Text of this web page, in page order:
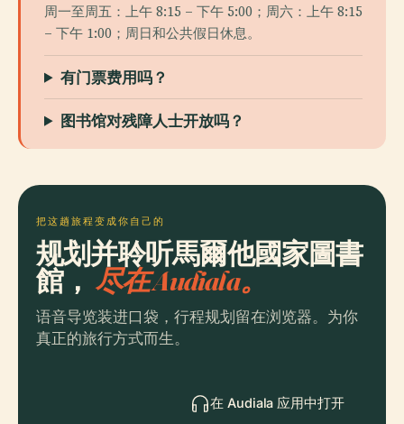
周一至周五：上午 8:15 – 下午 5:00；周六：上午 8:15
– 下午 1:00；周日和公共假日休息。
有门票费用吗？
图书馆对残障人士开放吗？
把这趟旅程变成你自己的
规划并聆听馬爾他國家圖書
館， 尽在 Audiala。
语音导览装进口袋，行程规划留在浏览器。为你
真正的旅行方式而生。
在 Audiala 应用中打开